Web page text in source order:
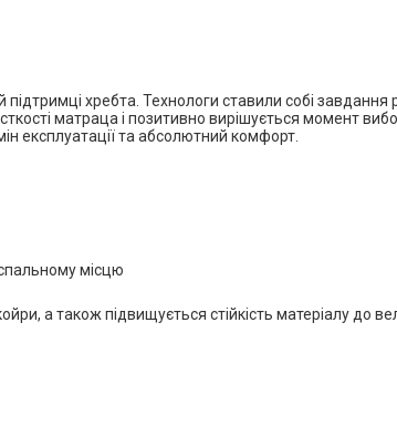
підтримці хребта. Технологи ставили собі завдання
матраца і позитивно вирішується момент
експлуатаціїта абсолютний комфорт.
місцю
а також підвищується стійкість матеріалу до